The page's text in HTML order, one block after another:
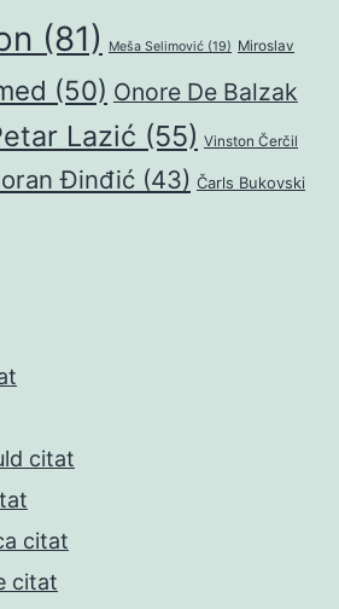
(81) Meša Selimović (19) Miroslav
(50) Onore De Balzak
Lazić (55) Vinston Čerčil
Đinđić (43) Čarls Bukovski
citat
citat
citat